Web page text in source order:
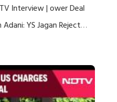
Interview | ower Deal
YS Jagan Rejects